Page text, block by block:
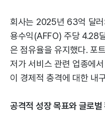
회사는 2025년 63억 달러
용수익(AFFO) 주당 4.28
은 점유율을 유지했다. 포
저가 서비스 관련 업종에
이 경제적 충격에 대한 내
공격적 성장 목표와 글로벌